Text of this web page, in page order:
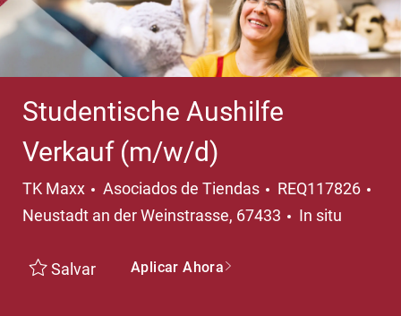
Studentische Aushilfe
Verkauf (m/w/d)
TK Maxx Categoría
Asociados de Tiendas REQ117826
Neustadt an der Weinstrasse, 67433
In situ
Salvar Aplicar Ahora